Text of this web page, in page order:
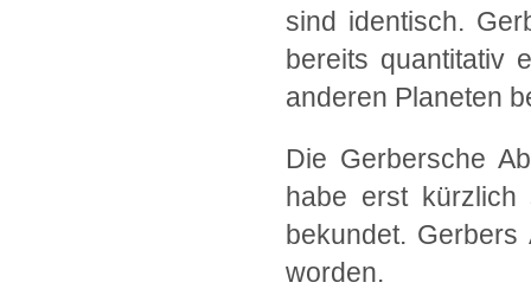
sind identisch.
bereits quantitativ
anderen Planeten
Die Gerbersche
habe erst kürzlich
bekundet.
worden.